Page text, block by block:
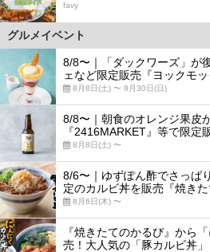
favy
グルメイベント
8/8〜｜「ダックワーズ」が
ェなど限定販売『ヨックモッ
8月8日(土) 〜 8月30日(日)
8/8〜｜朝食のオレンジ果皮
『2416MARKET』等で限定
8月8日(土) 〜
8/6〜｜ゆずぽん酢でさっぱ
定のカルビ丼を販売『焼きた
8月6日(木) 〜
『焼きたてのかるび』から
売！大人気の「豚カルビ丼